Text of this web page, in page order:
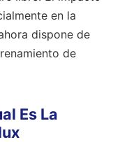
en la
dispone de
de
Es La